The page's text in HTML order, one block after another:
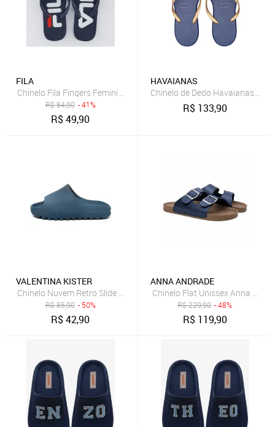
FILA
Chinelo Fila Fingers Feminino Marinho
R$84,90 - 41%
R$49,90
HAVAIANAS
Chinelo de Dedo Havaianas
R$ 133,90
VALENTINA KISTER
Chinelo Nuvem Retro Slide Tratorado Leve Confortável
R$85,90 - 50%
R$42,90
ANNA ANDRADE
Chinelo Flat Unissex Anna
R$229,90 - 48%
R$ 119,90